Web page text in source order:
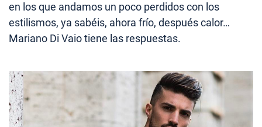
en los que andamos un poco perdidos con los
estilismos, ya sabéis, ahora frío, después calor…
Mariano Di Vaio tiene las respuestas.